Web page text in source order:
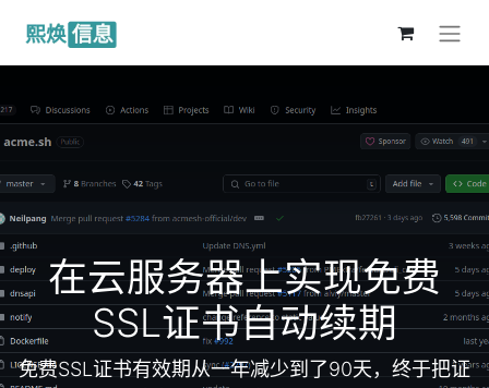
在云服务器上实现免费
SSL证书自动续期
免费SSL证书有效期从一年减少到了90天，终于把证